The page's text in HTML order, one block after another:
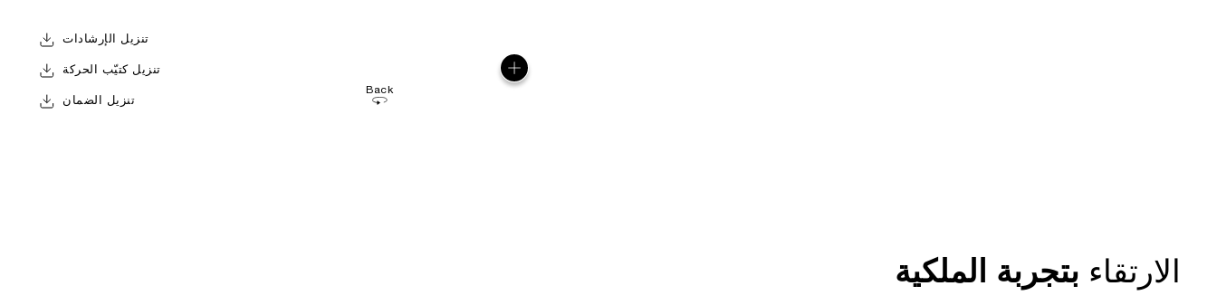
Back
تنزيل الإرشادات
تنزيل كتيّب الحركة
تنزيل الضمان
الارتقاء بتجربة الملكية